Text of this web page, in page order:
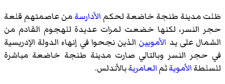
ظلت مدينة طنجة خاضعة لحكم الأدارسةمن عاصمتهم قلعة
حجر النسر، لكنها خضعت لمرات عديدة للهجوم القادم من
الشمال على يد الأمويين الذين نجحوا في إنهاء الدولة الإدريسية
في حجر النسر وبالتالي صارت مدينة طنجة خاضعة مباشرة
للسلطةالأمويةثمالعامريةبالأندلس.